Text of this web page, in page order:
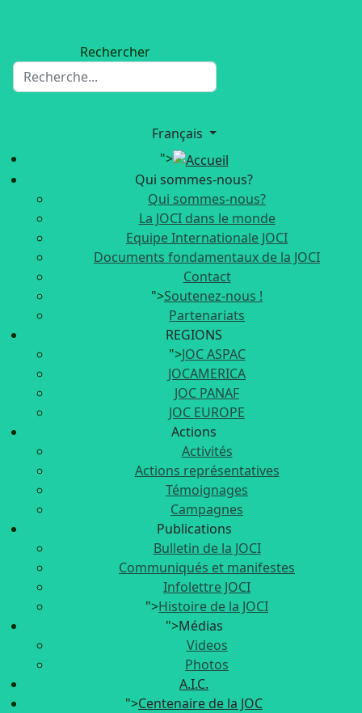
Rechercher
Français
">
Qui sommes-nous?
Qui sommes-nous?
La JOCI dans le monde
Equipe Internationale JOCI
Documents fondamentaux de la JOCI
Contact
">Soutenez-nous !
Partenariats
REGIONS
">JOC ASPAC
JOCAMERICA
JOC PANAF
JOC EUROPE
Actions
Activités
Actions représentatives
Témoignages
Campagnes
Publications
Bulletin de la JOCI
Communiqués et manifestes
Infolettre JOCI
">Histoire de la JOCI
">Médias
Videos
Photos
A.I.C.
">Centenaire de la JOC